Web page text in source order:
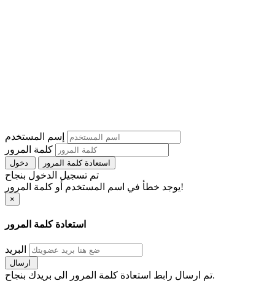
إسم المستخدم
كلمة المرور
استعادة كلمة المرور
تم تسجيل الدخول بنجاح
يوجد خطأ في اسم المستخدم أو كلمة المرور!
×
استعادة كلمة المرور
البريد
تم ارسال رابط استعادة كلمة المرور الى بريدك بنجاح.